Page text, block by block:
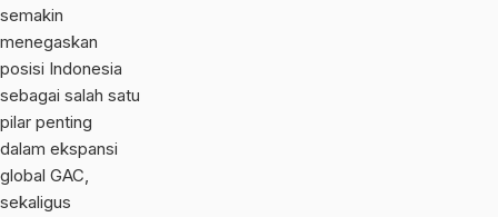
semakin
menegaskan
posisi Indonesia
sebagai salah satu
pilar penting
dalam ekspansi
global GAC,
sekaligus